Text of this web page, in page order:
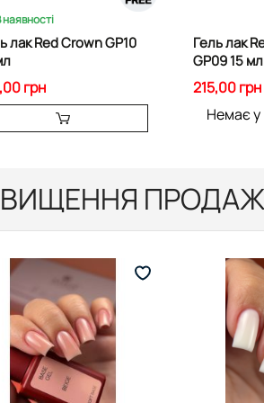
наявності
лак Red Crown GP10
грн
Гель лак
GP09 15 мл
215,00 грн
Немає у